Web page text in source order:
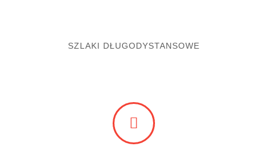
SZLAKI DŁUGODYSTANSOWE